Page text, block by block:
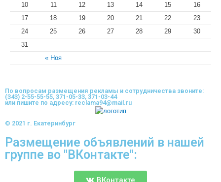
« Ноя
10
11 12 13 14 15
16
17
18 19 20 21 22
23
24
25 26 27 28 29
30
31
По вопросам размещения рекламы и сотрудничества звоните:
(343) 2-55-55-55, 371-05-33, 371-03-44
или пишите по адресу: reclama94@mail.ru
© 2021 г. Екатеринбург
Размещение объявлений в нашей
группе во "ВКонтакте":
ВКонтакте